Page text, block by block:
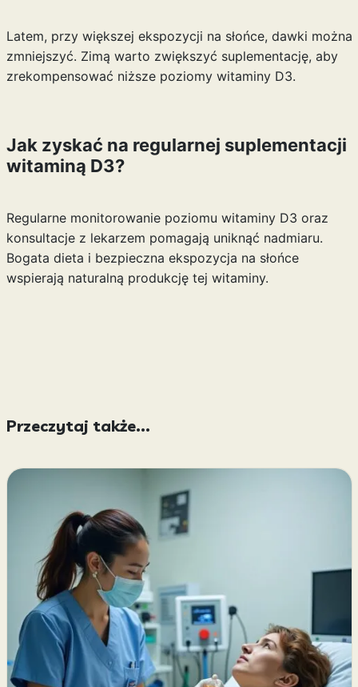
Latem, przy większej ekspozycji na słońce, dawki można
zmniejszyć. Zimą warto zwiększyć suplementację, aby
zrekompensować niższe poziomy witaminy D3.
Jak zyskać na regularnej suplementacji
witaminą D3?
Regularne monitorowanie poziomu witaminy D3 oraz
konsultacje z lekarzem pomagają uniknąć nadmiaru.
Bogata dieta i bezpieczna ekspozycja na słońce
wspierają naturalną produkcję tej witaminy.
Przeczytaj także...